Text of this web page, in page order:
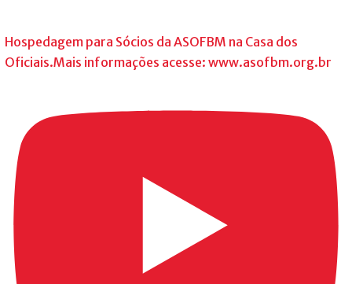
Hospedagem para Sócios da ASOFBM na Casa dos
Oficiais.Mais informações acesse: www.asofbm.org.br